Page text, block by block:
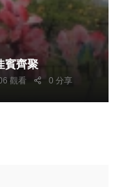
台灣佳賓齊聚
觀看 0 分享